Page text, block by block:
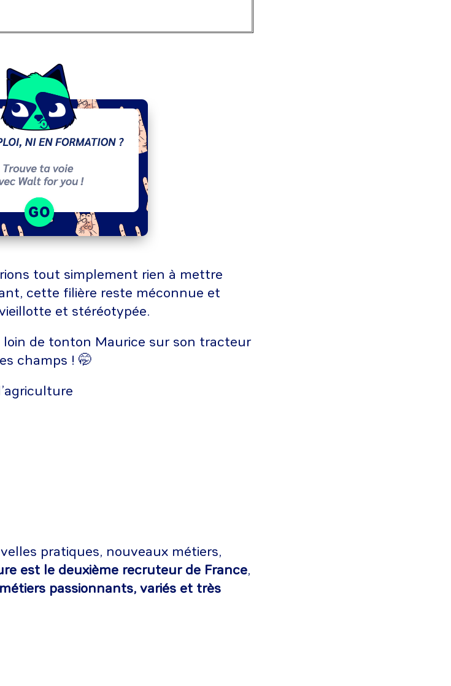
tout simplement rien à mettre
cette filière reste méconnue et
et stéréotypée.
loin de tonton Maurice sur son tracteur
champs ! 🤭
pratiques, nouveaux métiers,
est le deuxième recruteur de France,
métiers passionnants, variés et très